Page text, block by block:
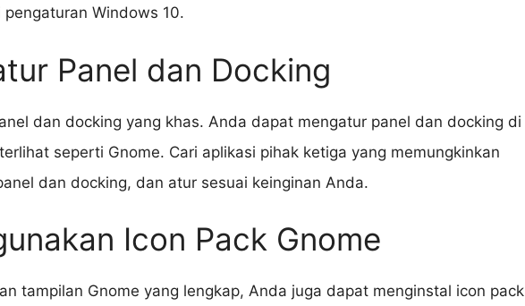
Windows 10.
Panel dan Docking
dan docking yang khas. Anda dapat mengatur panel dan docking di
seperti Gnome. Cari aplikasi pihak ketiga yang memungkinkan
dan docking, dan atur sesuai keinginan Anda.
Icon Pack Gnome
tampilan Gnome yang lengkap, Anda juga dapat menginstal icon pack